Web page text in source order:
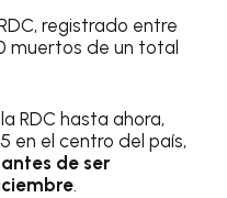
registrado entre
muertos de un total
RDC hasta ahora,
en el centro del país,
de ser
.